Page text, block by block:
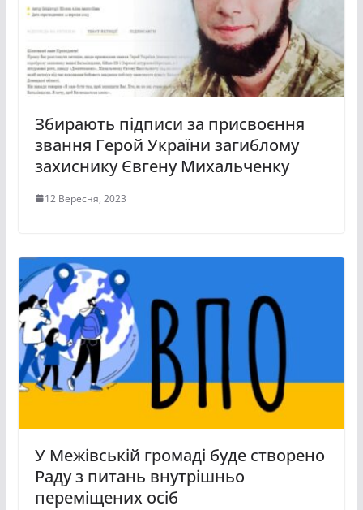
Збирають підписи за присвоєння
звання Герой України загиблому
захиснику Євгену Михальченку
12 Вересня, 2023
У Межівській громаді буде створено
Раду з питань внутрішньо
переміщених осіб